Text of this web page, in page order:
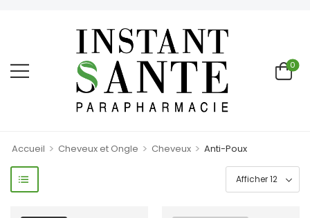
0
Accueil > Cheveux et Ongle > Cheveux > Anti-Poux